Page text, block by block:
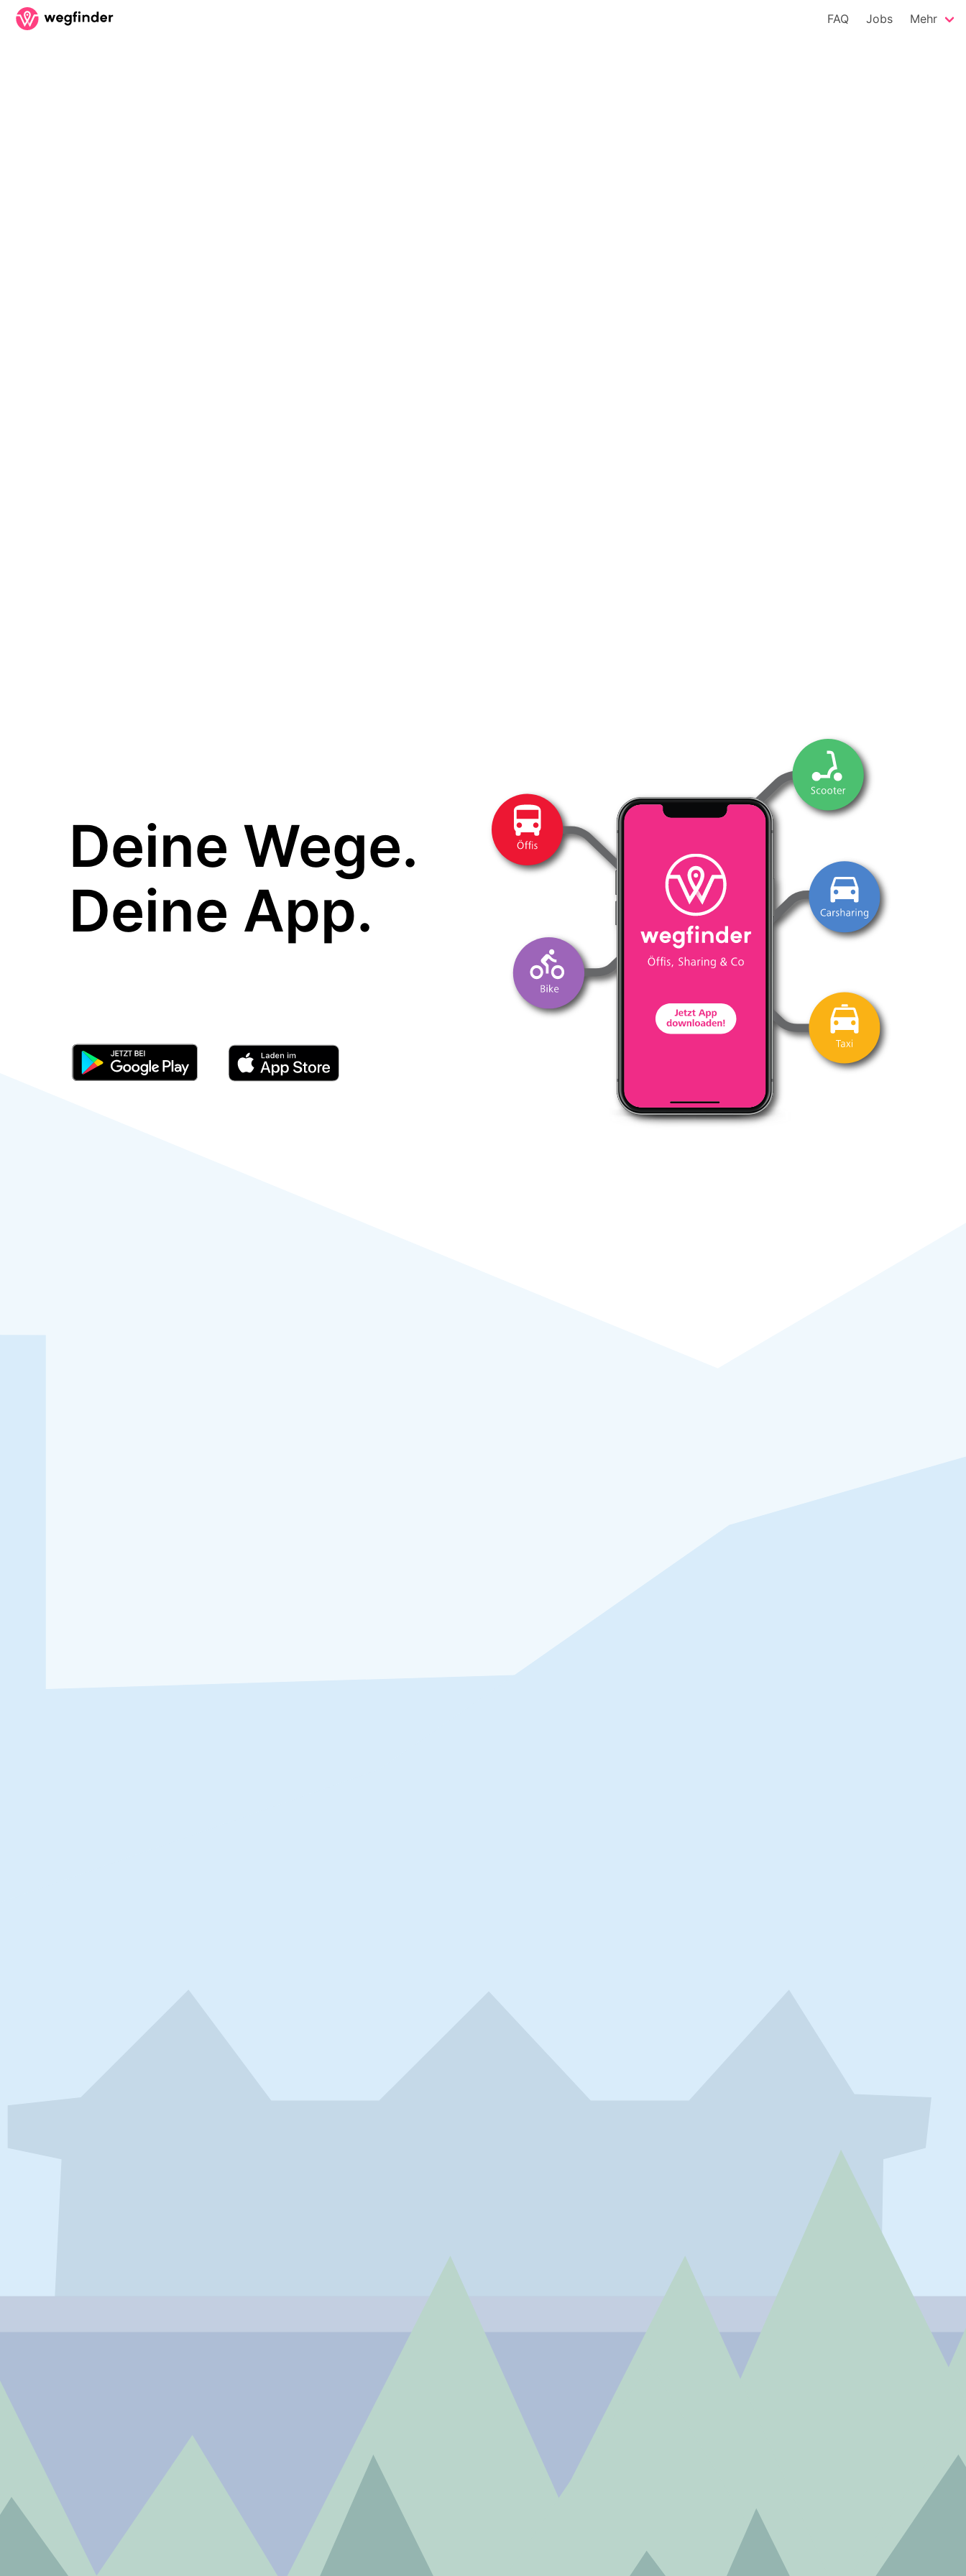
FAQ Jobs Mehr
Deine Wege.
Deine App.